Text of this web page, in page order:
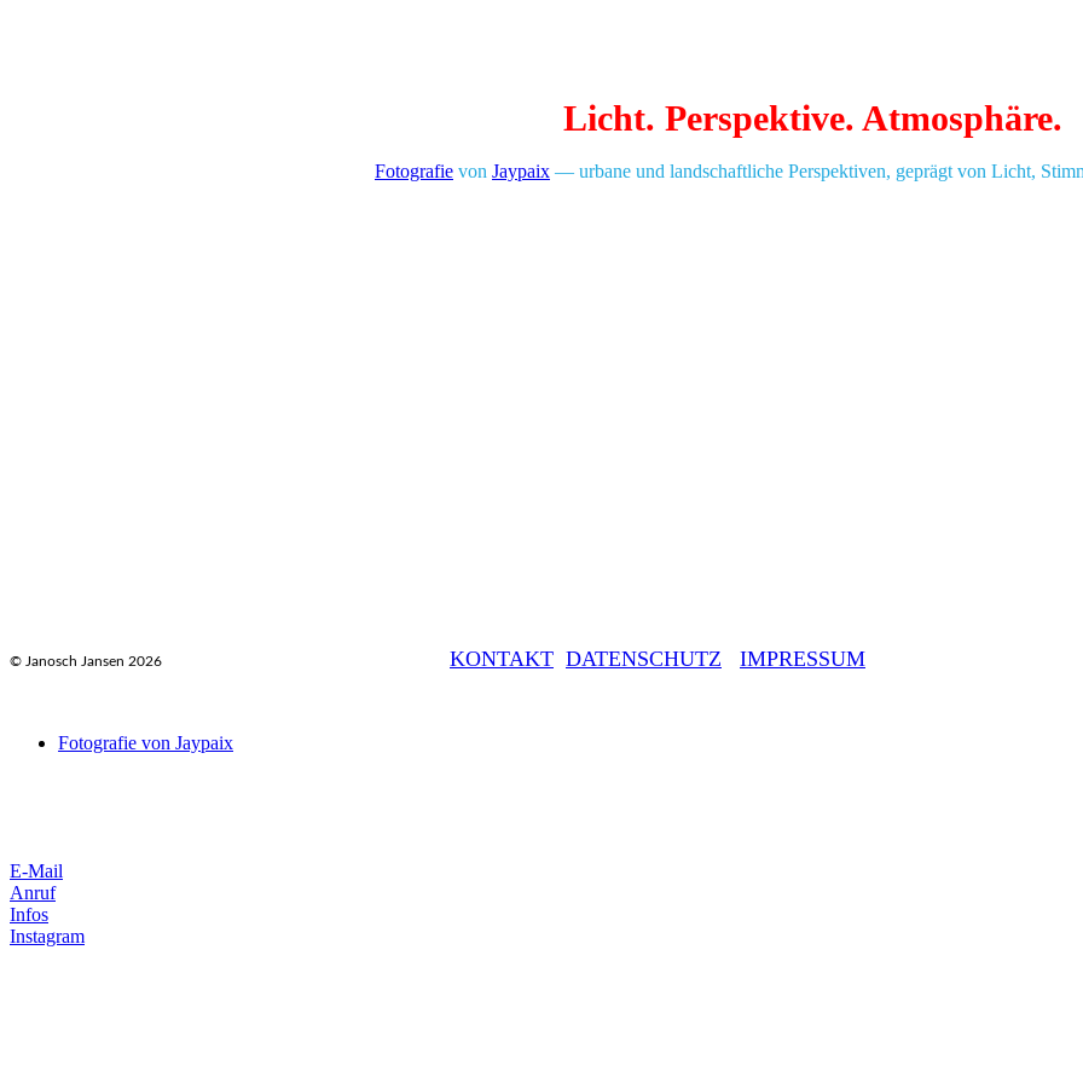
Licht. Perspektive. Atmosphäre.
Fotografie von Jaypaix — urbane und landschaftliche Perspektiven, geprägt von Licht,
© Janosch Jansen 2026 KONTAKT DATENSCHUTZ IMPRESSUM
Fotografie von Jaypaix
E-Mail
Anruf
Infos
Instagram